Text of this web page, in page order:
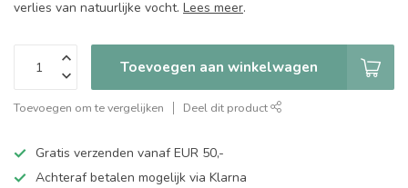
verlies van natuurlijke vocht. Lees meer.
Toevoegen aan winkelwagen
Toevoegen om te vergelijken Deel dit product
Gratis verzenden vanaf EUR 50,-
Achteraf betalen mogelijk via Klarna